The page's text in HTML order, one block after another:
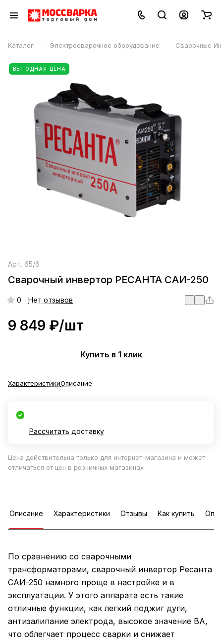
Каталог – Электросварочное оборудование – Сварочные
ВЫГОДНАЯ ЦЕНА
Арт. 65/6
Сварочный инвертор РЕСАНТА САИ-250
0 Нет отзывов
9 849 ₽/шт
Купить в 1 клик
ХарактеристикиОписание
Рассчитать доставку
Цена действительна только для интернет-магазина и может
отличаться от цен в розничных магазинах
Описание Характеристики Отзывы Как купить
По сравнению со сварочными
трансформаторами, сварочный инвертор Ресанта
САИ-250 намного проще в настройке и в
эксплуатации. У этого аппарата есть такие
отличные функции, как легкий поджиг дуги,
антизалипание электрода, высокое значение ВА,
что облегчает процесс сварки и снижает